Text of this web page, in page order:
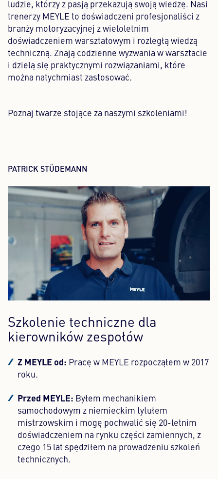
ludzie, którzy z pasją przekazują swoją wiedzę. Nasi
trenerzy MEYLE to doświadczeni profesjonaliści z
branży motoryzacyjnej z wieloletnim
doświadczeniem warsztatowym i rozległą wiedzą
techniczną. Znają codzienne wyzwania w warsztacie
i dzielą się praktycznymi rozwiązaniami, które
można natychmiast zastosować.
Poznaj twarze stojące za naszymi szkoleniami!
PATRICK STÜDEMANN
Szkolenie techniczne dla
kierowników zespołów
Z MEYLE od: Pracę w MEYLE rozpocząłem w 2017
roku.
Przed MEYLE: Byłem mechanikiem
samochodowym z niemieckim tytułem
mistrzowskim i mogę pochwalić się 20-letnim
doświadczeniem na rynku części zamiennych, z
czego 15 lat spędziłem na prowadzeniu szkoleń
technicznych.